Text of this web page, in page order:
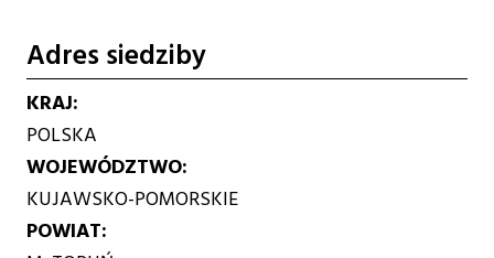
Adres siedziby
KRAJ
POLSKA
WOJEWÓDZTWO
KUJAWSKO-POMORSKIE
POWIAT